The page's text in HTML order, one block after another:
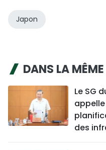
Japon
DANS LA
Le SG
des